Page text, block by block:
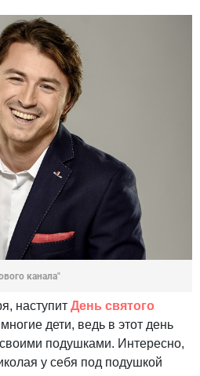
канала"
наступит День святого
дети, ведь в этот день
подушками. Интересно,
у себя под подушкой